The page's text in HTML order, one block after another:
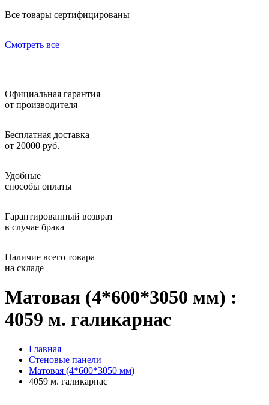
Все товары сертифицированы
Смотреть все
Официальная гарантия
от производителя
Бесплатная доставка
от 20000 руб.
Удобные
способы оплаты
Гарантированный возврат
в случае брака
Наличие всего товара
на складе
Матовая (4*600*3050 мм) :
4059 м. галикарнас
Главная
Стеновые панели
Матовая (4*600*3050 мм)
4059 м. галикарнас